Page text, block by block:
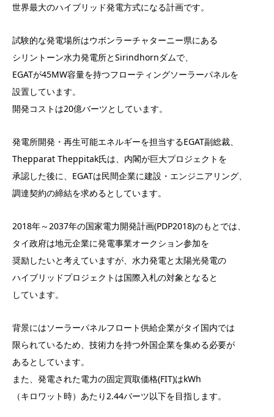
世界最大のハイブリッド発電方式になる計画です。
試験的な発電場所はウボンラーチャターニー県にある
シリントーン水力発電所とSirindhornダムで、
EGATが45MW容量を持つフローティングソーラーパネルを
設置しています。
開発コストは20億バーツとしています。
発電所開発・再生可能エネルギーを担当するEGAT副総裁、
Thepparat Theppitak氏は、内閣が巨大プロジェクトを
承認した後に、EGATは民間企業に建設・エンジニアリング、
調達契約の締結を求めるとしています。
2018年～2037年の国家電力開発計画(PDP2018)のもとでは、
タイ政府は地元企業に発電事業オークション参加を
奨励したいと考えていますが、水力発電と太陽光発電の
ハイブリッドプロジェクトは国際入札の対象となると
しています。
背景にはソーラーパネルフロート供給企業がタイ国内では
限られているため、技術力を持つ外国企業を集める必要が
あるとしています。
また、発電された電力の固定買取価格(FIT)はkWh
（キロワット時）あたり2.44バーツ以下を目指します。